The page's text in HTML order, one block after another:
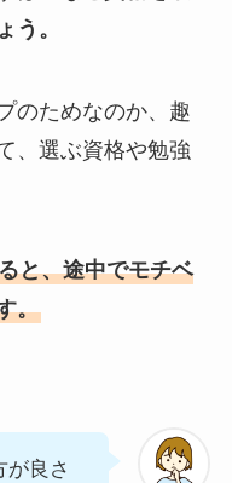
う。
のためなのか、趣
、選ぶ資格や勉強
と、途中でモチベ
。
が良さ